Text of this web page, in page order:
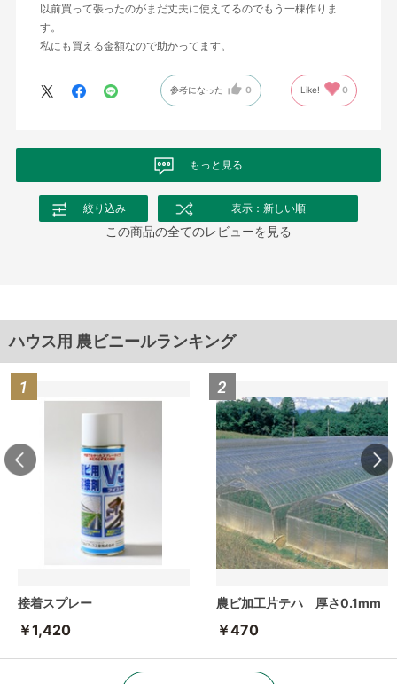
以前買って張ったのがまだ丈夫に使えてるのでもう一棟作りま
す。
私にも買える金額なので助かってます。
参考になった 0 Like! 0
もっと見る
絞り込み 表示：新しい順
この商品の全てのレビューを見る
ハウス用 農ビニールランキング
接着スプレー
￥1,420
農ビ加工片テハ 厚さ0.1mm
￥470